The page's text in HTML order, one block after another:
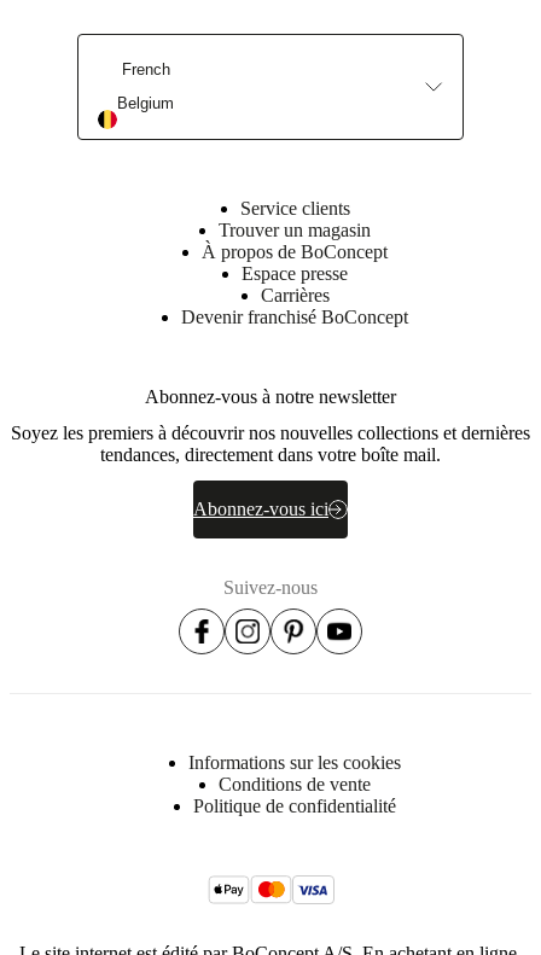
Maintenance products
French
Belgium
Service clients
Trouver un magasin
À propos de BoConcept
Espace presse
Carrières
Devenir franchisé BoConcept
Abonnez-vous à notre newsletter
Soyez les premiers à découvrir nos nouvelles collections et dernières
tendances, directement dans votre boîte mail.
Abonnez-vous ici
Suivez-nous
Informations sur les cookies
Conditions de vente
Politique de confidentialité